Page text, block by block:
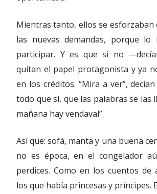
Mientras tanto, ellos se esforzaban
las nuevas demandas, porque lo
participar. Y es que si no
quitan el papel protagonista y ya
en los créditos. “Mira a ver”,
todo que sí, que las palabras se las
mañana hay vendaval”.
Así que: sofá, manta y una buena
no es época, en el congelador
perdices. Como en los cuentos de
los que había princesas y príncipes.